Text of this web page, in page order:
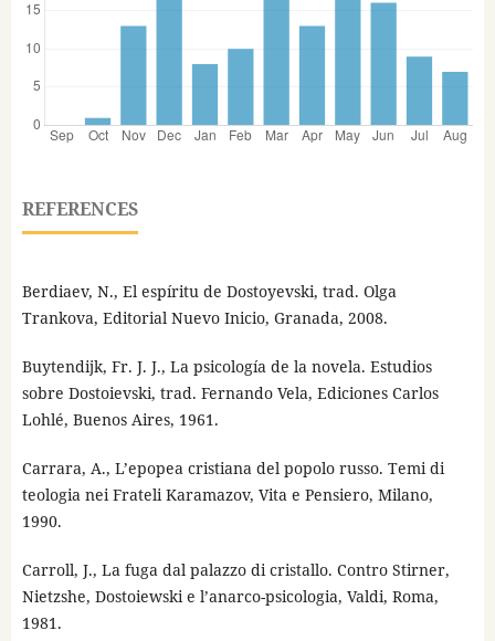
REFERENCES
Berdiaev, N., El espíritu de Dostoyevski, trad. Olga
Trankova, Editorial Nuevo Inicio, Granada, 2008.
Buytendijk, Fr. J. J., La psicología de la novela. Estudios
sobre Dostoievski, trad. Fernando Vela, Ediciones Carlos
Lohlé, Buenos Aires, 1961.
Carrara, A., L’epopea cristiana del popolo russo. Temi di
teologia nei Frateli Karamazov, Vita e Pensiero, Milano,
1990.
Carroll, J., La fuga dal palazzo di cristallo. Contro Stirner,
Nietzshe, Dostoiewski e l’anarco-psicologia, Valdi, Roma,
1981.